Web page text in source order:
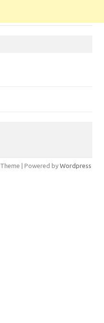
Theme | Powered by Wordpress